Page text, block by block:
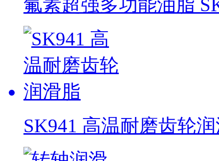
氟素超强多功能油脂
SK941 高温耐磨齿轮